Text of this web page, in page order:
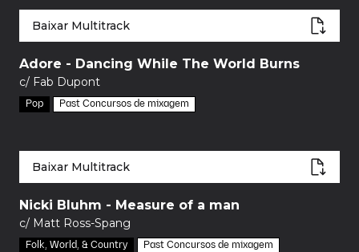
Baixar Multitrack
Adore - Dancing While The World Burns
c/ Fab Dupont
Pop Past Concursos de mixagem
Baixar Multitrack
Nicki Bluhm - Measure of a man
c/ Matt Ross-Spang
Folk, World, & Country Past Concursos de mixagem